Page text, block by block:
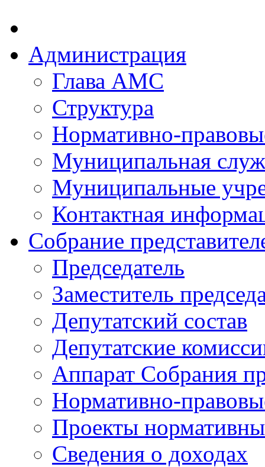
Администрация
Глава АМС
Структура
Нормативно-
Муниципальная
Муниципальные
Контактная
Собрание
Председатель
Заместитель
Депутатский состав
Депутатские
Аппарат Собрания
Нормативно-
Проекты
Сведения о доходах